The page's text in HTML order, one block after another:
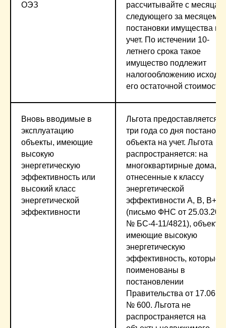
ОЭЗ
рассчитывайте с месяца,
следующего за месяцем
постановки имущества на
учет. По истечении 10-
летнего срока такое
имущество подлежит
налогообложению исходя
его остаточной стоимости
Вновь вводимые в
эксплуатацию
объекты, имеющие
высокую
энергетическую
эффективность или
высокий класс
энергетической
эффективности
Льгота предоставляется
три года со дня
объекта на учет. Льгота
распространяется: на
многоквартирные дома,
отнесенные к классу
энергетической
эффективности А, В, В+,
(письмо ФНС от
№ БС-4-11/4821), объекты,
имеющие высокую
энергетическую
эффективность, которые
поименованы в
постановлении
Правительства от
№ 600. Льгота не
распространяется на